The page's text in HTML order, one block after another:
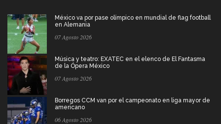
México va por pase olímpico en mundial de flag football
en Alemania
07 Agosto 2026
Música y teatro: EXATEC en el elenco de El Fantasma
de la Ópera México
07 Agosto 2026
Borregos CCM van por el campeonato en liga mayor de
americano
06 Agosto 2026